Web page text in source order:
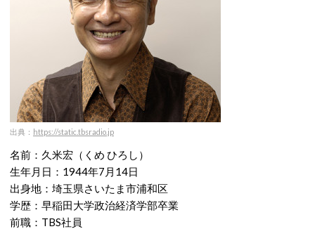
出典： https://static.tbsradio.jp
名前：久米宏（くめ ひろし）
生年月日：1944年7月14日
出身地：埼玉県さいたま市浦和区
学歴：早稲田大学政治経済学部卒業
前職：TBS社員